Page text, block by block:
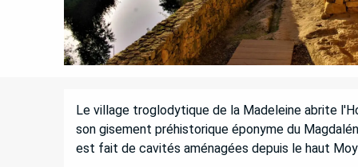
DESCRIPTION
Le village troglodytique de la Madeleine abrite
son gisement préhistorique éponyme du
est fait de cavités aménagées depuis le haut